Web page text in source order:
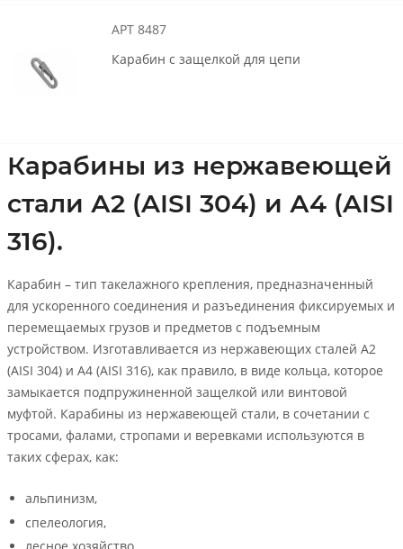
АРТ 8487
Карабин с защелкой для цепи
Карабины из нержавеющей
стали А2 (AISI 304) и А4 (AISI
316).
Карабин – тип такелажного крепления, предназначенный
для ускоренного соединения и разъединения фиксируемых и
перемещаемых грузов и предметов с подъемным
устройством. Изготавливается из нержавеющих сталей А2
(AISI 304) и А4 (AISI 316), как правило, в виде кольца, которое
замыкается подпружиненной защелкой или винтовой
муфтой. Карабины из нержавеющей стали, в сочетании с
тросами, фалами, стропами и веревками используются в
таких сферах, как:
альпинизм,
спелеология,